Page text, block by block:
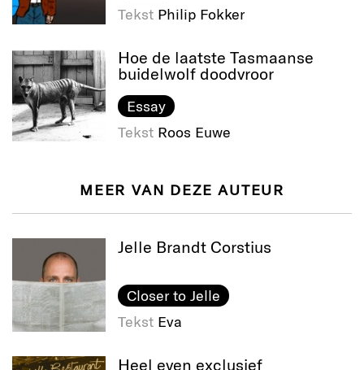
Tekst Philip Fokker
Hoe de laatste Tasmaanse
buidelwolf doodvroor
Essay
Tekst Roos Euwe
MEER VAN DEZE AUTEUR
Jelle Brandt Corstius
Closer to Jelle
Tekst Eva
Heel even exclusief